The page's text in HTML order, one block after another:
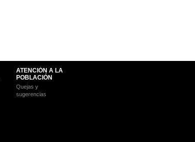
ATENCIÓN A LA
POBLACIÓN
Quejas y
sugerencias